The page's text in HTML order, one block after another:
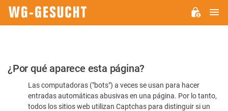
Por
favor,
confirme
¿Por qué aparece esta página?
Las computadoras ("bots") a veces se usan para hacer
entradas automáticas abusivas en una página. Por lo tanto,
todos los sitios web utilizan Captchas para distinguir si un